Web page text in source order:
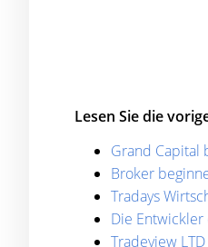
Lesen Sie die
Grand Capital
Broker
Tradays
Die
Tradeview